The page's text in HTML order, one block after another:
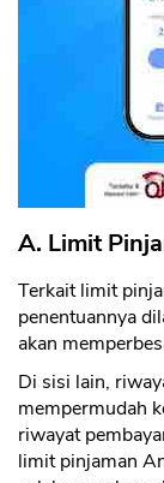
A. Limit
Terkait limit
penentuannya
akan
Di sisi lain,
mempermudah
riwayat
limit pinjaman